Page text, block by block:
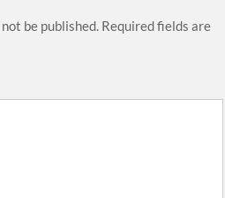
be published. Required fields are